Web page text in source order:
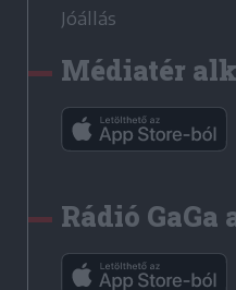
Jóállás
Médiatér
Rádió